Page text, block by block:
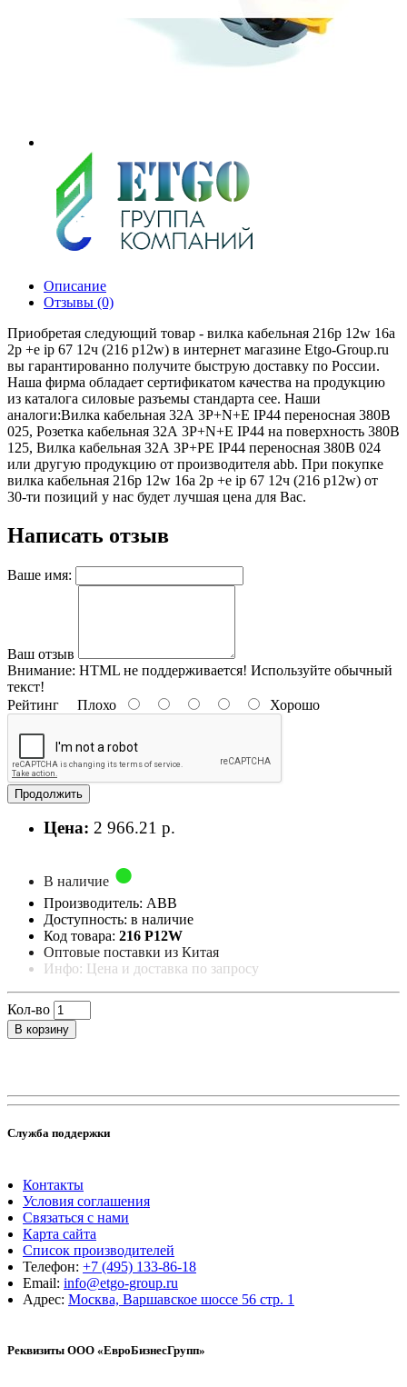
Описание
Отзывы (0)
Приобретая следующий товар - вилка кабельная 216p 12w 16а
2p +e ip 67 12ч (216 p12w) в интернет магазине Etgo-Group.ru
вы гарантированно получите быструю доставку по России.
Наша фирма обладает сертификатом качества на продукцию
из каталога силовые разъемы стандарта cee. Наши
аналоги:Вилка кабельная 32А 3Р+N+Е IР44 переносная 380В
025, Розетка кабельная 32А 3Р+N+Е IР44 на поверхность 380В
125, Вилка кабельная 32А 3Р+PE IР44 переносная 380В 024
или другую продукцию от производителя abb. При покупке
вилка кабельная 216p 12w 16а 2p +e ip 67 12ч (216 p12w) от
30-ти позиций у нас будет лучшая цена для Вас.
Написать отзыв
Ваше имя:
Ваш отзыв
Внимание: HTML не поддерживается! Используйте обычный
текст!
Рейтинг Плохо Хорошо
Продолжить
Цена: 2 966.21 р.
В наличие
Производитель: ABB
Доступность: в наличие
Код товара: 216 P12W
Оптовые поставки из Китая
Инфо: Цена и доставка по запросу
Кол-во
В корзину
Служба поддержки
Контакты
Условия соглашения
Связаться с нами
Карта сайта
Список производителей
Телефон: +7 (495) 133-86-18
Email: info@etgo-group.ru
Адрес: Москва, Варшавское шоссе 56 стр. 1
Реквизиты ООО «ЕвроБизнесГрупп»